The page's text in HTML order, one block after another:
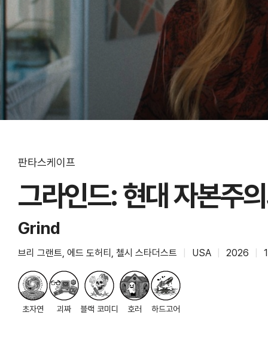
판타스케이프
그라인드: 현대 자본주
Grind
브리 그랜트, 에드 도허티, 첼시 스타더스트 USA 2026
초자연 괴짜 블랙 코미디 호러 하드고어